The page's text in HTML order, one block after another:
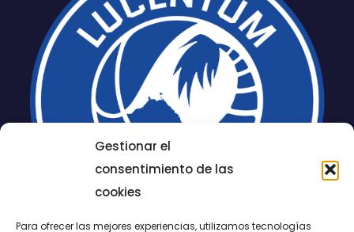
Gestionar el
consentimiento de las
cookies
Para ofrecer las mejores experiencias, utilizamos tecnologías